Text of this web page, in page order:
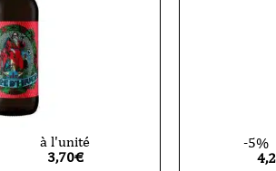
à l'unité
3,70€
-5%